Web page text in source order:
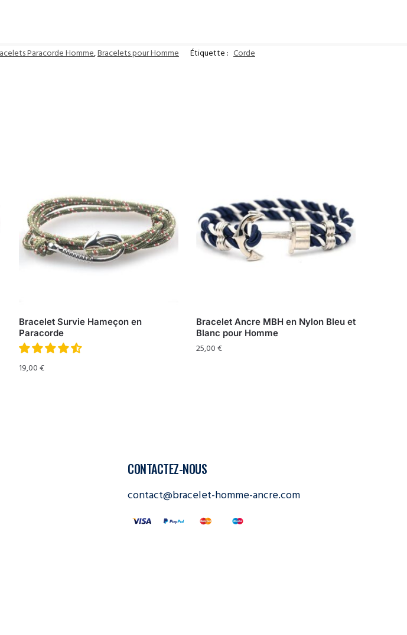
Paracorde Homme,Bracelets pour Homme Étiquette : Corde
Bracelet Survie Hameçon en
Paracorde
19,00€
Bracelet Ancre MBH en Nylon Bleu et
Blanc pour Homme
25,00€
CONTACTEZ-NOUS
contact@bracelet-homme-ancre.com